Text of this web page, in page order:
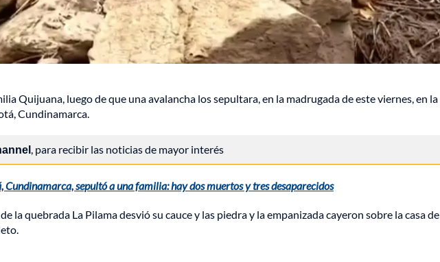
Quijuana, luego de que una avalancha los sepultara, en la madrugada de este viernes, en la
Cundinamarca.
, para recibir las noticias de mayor interés
Cundinamarca, sepultó a una familia: hay dos muertos y tres desaparecidos
la quebrada La Pilama desvió su cauce y las piedra y la empanizada cayeron sobre la casa de